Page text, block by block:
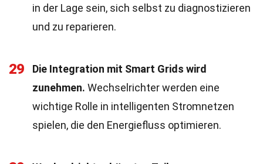
in der Lage sein, sich selbst zu diagnostizieren
und zu reparieren.
29
Die Integration mit Smart Grids wird
zunehmen. Wechselrichter werden eine
wichtige Rolle in intelligenten Stromnetzen
spielen, die den Energiefluss optimieren.